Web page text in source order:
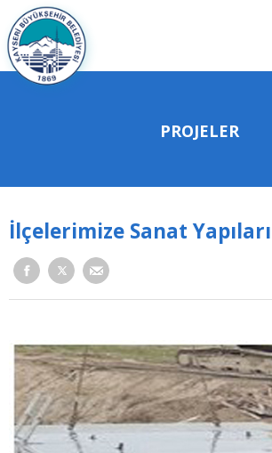
PROJELER
İlçelerimize Sanat Yapıları